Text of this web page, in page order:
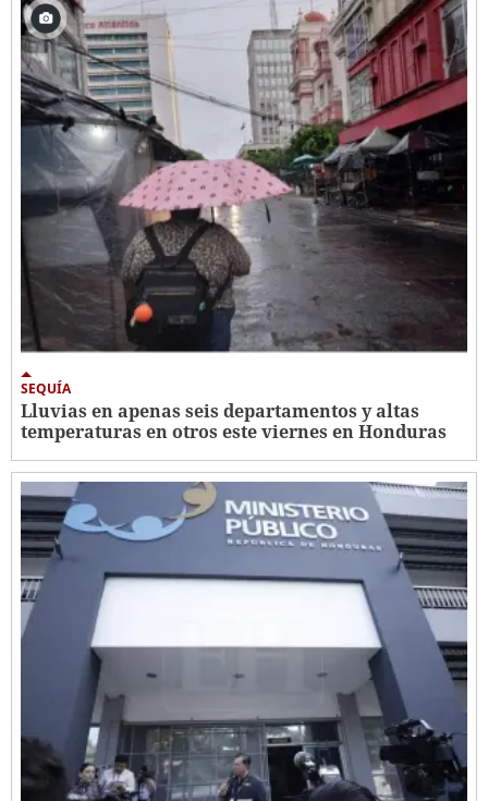
SEQUÍA
Lluvias en apenas seis departamentos y altas
temperaturas en otros este viernes en Honduras